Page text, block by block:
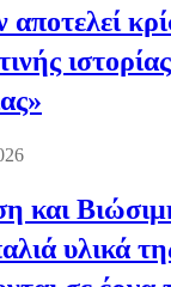
και
υλικά